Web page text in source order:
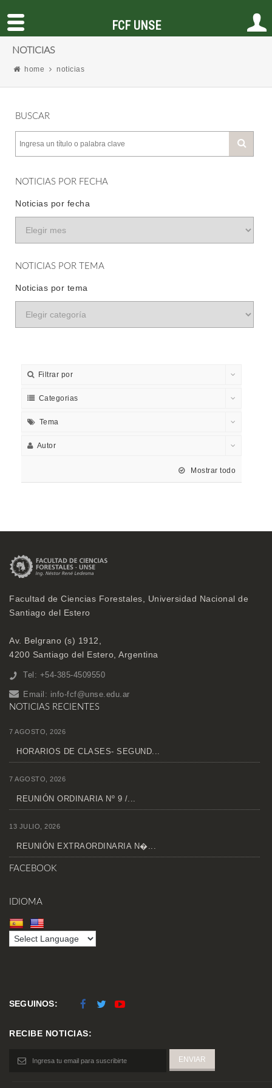
NOTICIAS
home noticias
BUSCAR
NOTICIAS POR FECHA
Noticias por fecha
NOTICIAS POR TEMA
Noticias por tema
Filtrar por
Categorias
Tema
Autor
Mostrar todo
Facultad de Ciencias Forestales, Universidad Nacional de
Santiago del Estero
Av. Belgrano (s) 1912,
4200 Santiago del Estero, Argentina
Tel: +54-385-4509550
Email: info-fcf@unse.edu.ar
NOTICIAS RECIENTES
7 AGOSTO, 2026
HORARIOS DE CLASES- SEGUND...
7 AGOSTO, 2026
REUNIÓN ORDINARIA Nº 9 /...
13 JULIO, 2026
REUNIÓN EXTRAORDINARIA N�...
FACEBOOK
IDIOMA
SEGUINOS:
RECIBE NOTICIAS:
FCF UNSE